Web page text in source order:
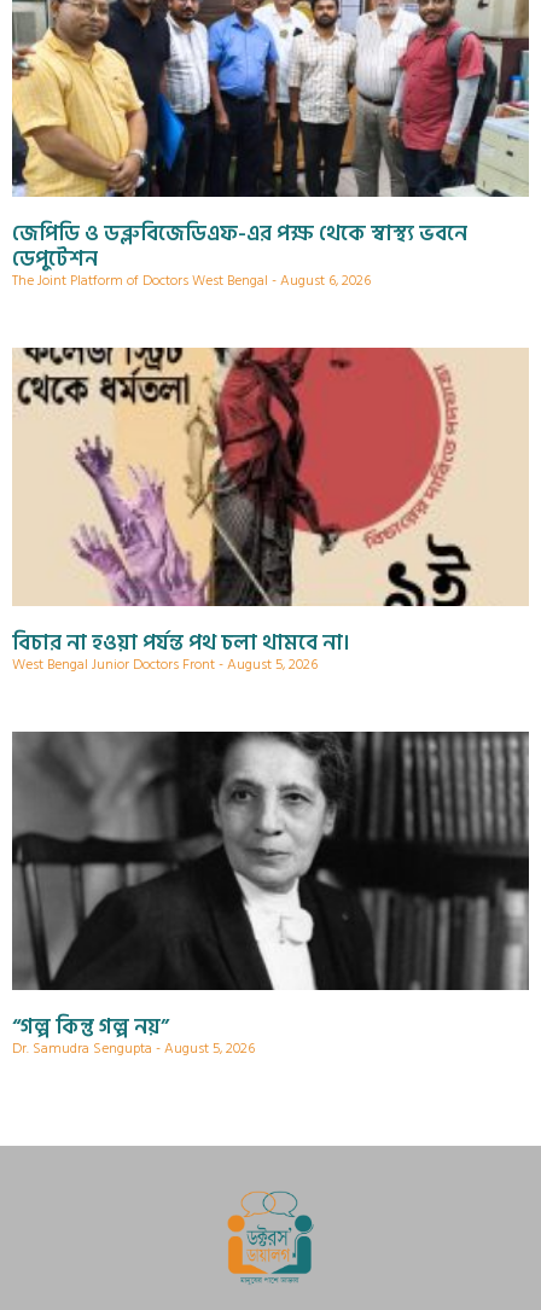
জেপিডি ও ডব্লুবিজেডিএফ-এর পক্ষ থেকে স্বাস্থ্য ভবনে
ডেপুটেশন
The Joint Platform of Doctors West Bengal August 6, 2026
বিচার না হওয়া পর্যন্ত পথ চলা থামবে না।
West Bengal Junior Doctors Front August 5, 2026
“গল্প কিন্তু গল্প নয়”
Dr. Samudra Sengupta August 5, 2026